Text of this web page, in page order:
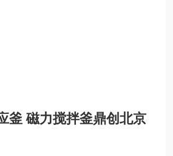
釜 磁力搅拌釜鼎创北京